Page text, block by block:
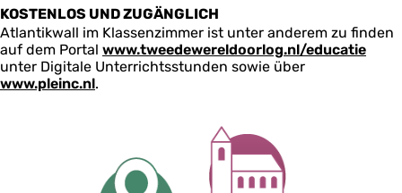
KOSTENLOS UND ZUGÄNGLICH
Atlantikwall im Klassenzimmer ist unter anderem zu finden
auf dem Portal www.tweedewereldoorlog.nl/educatie
unter Digitale Unterrichtsstunden sowie über
www.pleinc.nl.